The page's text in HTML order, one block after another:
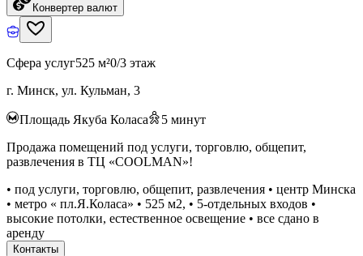
Конвертер валют
Сфера услуг525 м²0/3 этаж
г. Минск, ул. Кульман, 3
Площадь Якуба Коласа 5 минут
Продажа помещений под услуги, торговлю, общепит,
развлечения в ТЦ «COOLMAN»!
• под услуги, торговлю, общепит, развлечения • центр Минска
• метро « пл.Я.Коласа» • 525 м2, • 5-отдельных входов •
высокие потолки, естественное освещение • все сдано в
аренду
Контакты